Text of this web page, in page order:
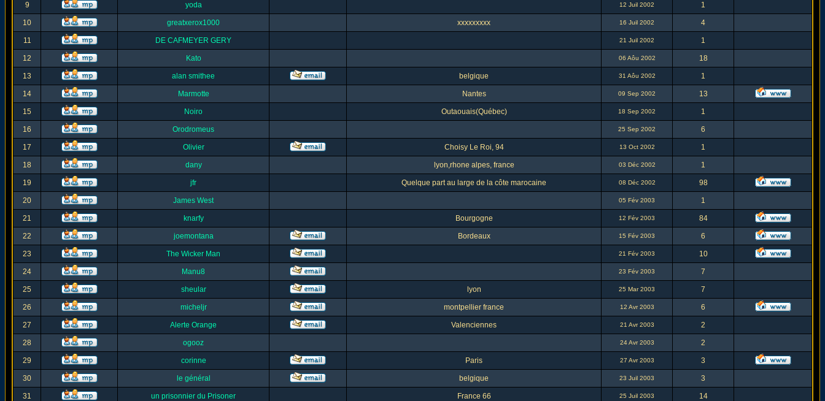
9 yoda 12 Juil 2002 1
10 greatxerox1000 xxxxxxxxx 16 Juil 2002 4
11 DE CAFMEYER GERY 21 Juil 2002 1
12 Kato 06 Aôu 2002 18
13 alan smithee belgique 31 Aôu 2002 1
14 Marmotte Nantes 09 Sep 2002 13
15 Noiro Outaouais(Québec) 18 Sep 2002 1
16 Orodromeus 25 Sep 2002 6
17 Olivier Choisy Le Roi, 94 13 Oct 2002 1
18 dany lyon,rhone alpes, france 03 Déc 2002 1
19 jfr Quelque part au large de la côte marocaine 08 Déc 2002 98
20 James West 05 Fév 2003 1
21 knarfy Bourgogne 12 Fév 2003 84
22 joemontana Bordeaux 15 Fév 2003 6
23 The Wicker Man 21 Fév 2003 10
24 Manu8 23 Fév 2003 7
25 sheular lyon 25 Mar 2003 7
26 micheljr montpellier france 12 Avr 2003 6
27 Alerte Orange Valenciennes 21 Avr 2003 2
28 ogooz 24 Avr 2003 2
29 corinne Paris 27 Avr 2003 3
30 le général belgique 23 Juil 2003 3
31 un prisonnier du Prisoner France 66 25 Juil 2003 14